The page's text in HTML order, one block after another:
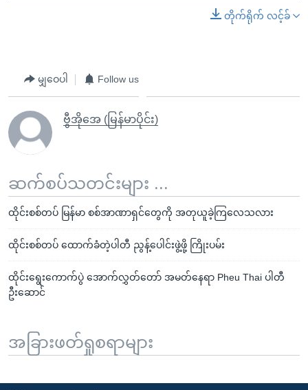
တိုက်ရိုက် လင့်ခ်
မျှဝေပါ Follow us
ဗွီအိုအေ (မြန်မာပိုင်း)
ဆက်စပ်သတင်းများ ...
ထိုင်းစစ်တပ် မြန်မာ စစ်အာဏာရှင်တွေကို အတုယူခဲ့ကြလေသလား
ထိုင်းစစ်တပ် ထောက်ခံတဲ့ပါတီ ညွန့်ပေါင်းဖွဲ့ဖို့ ကြိုးပမ်း
ထိုင်းရွေးကောက်ပွဲ အောက်လွှတ်တော် အမတ်နေရာ Pheu Thai ပါတီ
ဦးဆောင်
အခြားဖတ်ရှုစရာများ